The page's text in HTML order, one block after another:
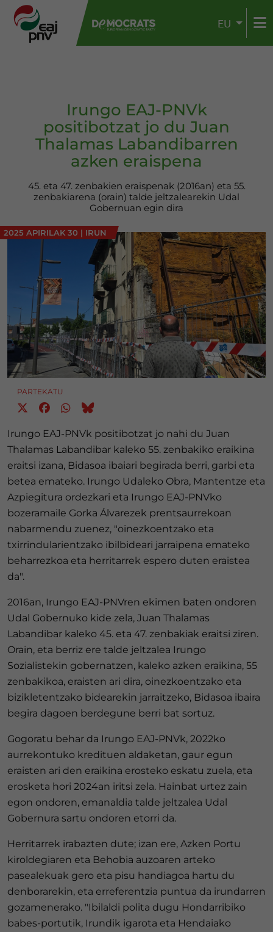
EU
Irungo EAJ-PNVk
positibotzat jo du Juan
Thalamas Labandibarren
azken eraispena
45. eta 47. zenbakien eraispenak (2016an) eta 55.
zenbakiarena (orain) talde jeltzalearekin Udal
Gobernuan egin dira
2025 APIRILAK 30 | IRUN
PARTEKATU
Irungo EAJ-PNVk positibotzat jo nahi du Juan
Thalamas Labandibar kaleko 55. zenbakiko eraikina
eraitsi izana, Bidasoa ibaiari begirada berri, garbi eta
betea emateko. Irungo Udaleko Obra, Mantentze eta
Azpiegitura ordezkari eta Irungo EAJ-PNVko
bozeramaile Gorka Álvarezek prentsaurrekoan
nabarmendu zuenez, "oinezkoentzako eta
txirrindularientzako ibilbideari jarraipena emateko
beharrezkoa eta herritarrek espero duten eraistea
da".
2016an, Irungo EAJ-PNVren ekimen baten ondoren
Udal Gobernuko kide zela, Juan Thalamas
Labandibar kaleko 45. eta 47. zenbakiak eraitsi ziren.
Orain, eta berriz ere talde jeltzalea Irungo
Sozialistekin gobernatzen, kaleko azken eraikina, 55
zenbakikoa, eraisten ari dira, oinezkoentzako eta
bizikletentzako bidearekin jarraitzeko, Bidasoa ibaira
begira dagoen berdegune berri bat sortuz.
Gogoratu behar da Irungo EAJ-PNVk, 2022ko
aurrekontuko kredituen aldaketan, gaur egun
eraisten ari den eraikina erosteko eskatu zuela, eta
erosketa hori 2024an iritsi zela. Hainbat urtez zain
egon ondoren, emanaldia talde jeltzalea Udal
Gobernura sartu ondoren etorri da.
Herritarrek irabazten dute; izan ere, Azken Portu
kiroldegiaren eta Behobia auzoaren arteko
pasealekuak gero eta pisu handiagoa hartu du
denborarekin, eta erreferentzia puntua da irundarren
gozamenerako. "Ibilaldi polita dugu Hondarribiko
babes-portutik, Irundik igarota eta Hendaiako